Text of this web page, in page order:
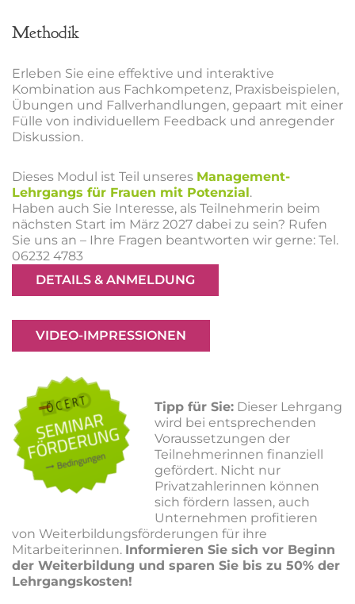
Methodik
Erleben Sie eine effektive und interaktive
Kombination aus Fachkompetenz, Praxisbeispielen,
Übungen und Fallverhandlungen, gepaart mit einer
Fülle von individuellem Feedback und anregender
Diskussion.
Dieses Modul ist Teil unseres Management-
Lehrgangs für Frauen mit Potenzial.
Haben auch Sie Interesse, als Teilnehmerin beim
nächsten Start im März 2027 dabei zu sein? Rufen
Sie uns an – Ihre Fragen beantworten wir gerne: Tel.
06232 4783
DETAILS & ANMELDUNG
VIDEO-IMPRESSIONEN
Tipp für Sie: Dieser Lehrgang
wird bei entsprechenden
Voraussetzungen der
Teilnehmerinnen finanziell
gefördert. Nicht nur
Privatzahlerinnen können
sich fördern lassen, auch
Unternehmen profitieren
von Weiterbildungsförderungen für ihre
Mitarbeiterinnen. Informieren Sie sich vor Beginn
der Weiterbildung und sparen Sie bis zu 50% der
Lehrgangskosten!